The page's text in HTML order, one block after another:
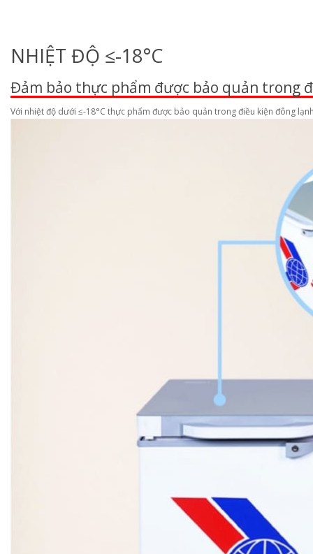
NHIỆT ĐỘ ≤-18°C
Đảm bảo thực phẩm được bảo quản trong
Với nhiệt độ dưới ≤-18°C thực phẩm được bảo quản trong điều kiện đông